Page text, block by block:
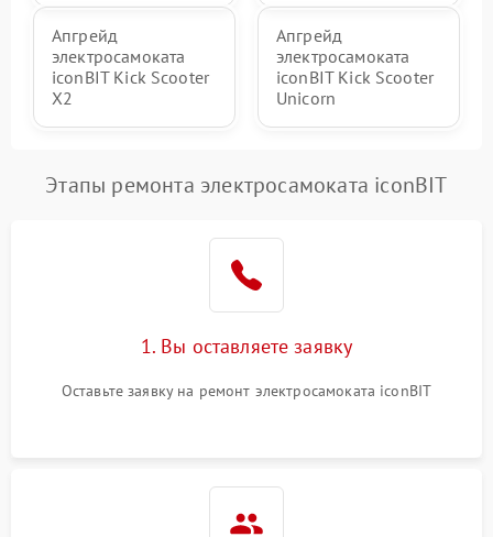
Апгрейд
электросамоката
iconBIT Kick Scooter
X2
Апгрейд
электросамоката
iconBIT Kick Scooter
Unicorn
Этапы ремонта электросамоката iconBIT
1. Вы оставляете заявку
Оставьте заявку на ремонт электросамоката iconBIT